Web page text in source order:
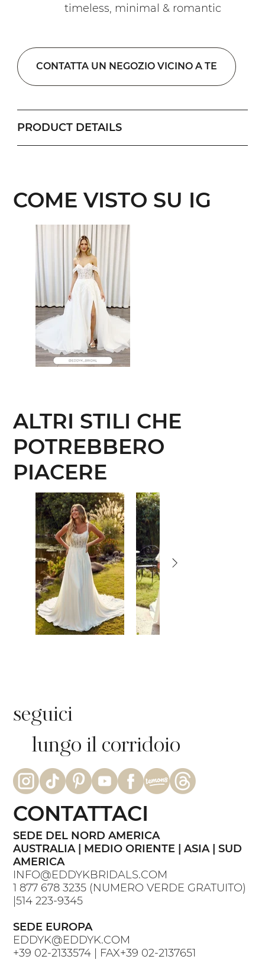
timeless, minimal & romantic
CONTATTA UN NEGOZIO VICINO A TE
PRODUCT DETAILS
COME VISTO SU IG
ALTRI STILI CHE
POTREBBERO
PIACERE
seguici
lungo il corridoio
SEDE DEL NORD AMERICA
AUSTRALIA | MEDIO ORIENTE | ASIA | SUD
AMERICA
INFO@EDDYKBRIDALS.COM
1 877 678 3235 (NUMERO VERDE GRATUITO)
|514 223-9345
SEDE EUROPA
EDDYK@EDDYK.COM
+39 02-2133574 | FAX+39 02-2137651
CONTATTACI